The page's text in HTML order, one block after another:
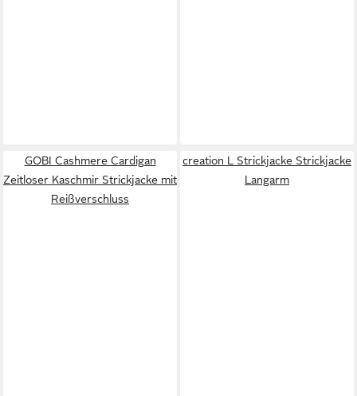
GOBI Cashmere Cardigan
Zeitloser Kaschmir Strickjacke mit
Reißverschluss
creation L Strickjacke Strickjacke
Langarm